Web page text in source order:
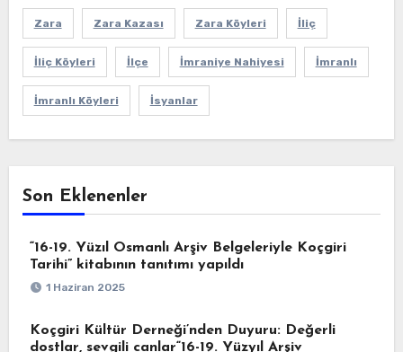
Zara Zara Kazası Zara Köyleri İliç
İliç Köyleri İlçe İmraniye Nahiyesi İmranlı
İmranlı Köyleri İsyanlar
Son Eklenenler
“16-19. Yüzıl Osmanlı Arşiv Belgeleriyle Koçgiri
Tarihi” kitabının tanıtımı yapıldı
1 Haziran 2025
Koçgiri Kültür Derneği’nden Duyuru: Değerli
dostlar, sevgili canlar“16-19. Yüzyıl Arşiv